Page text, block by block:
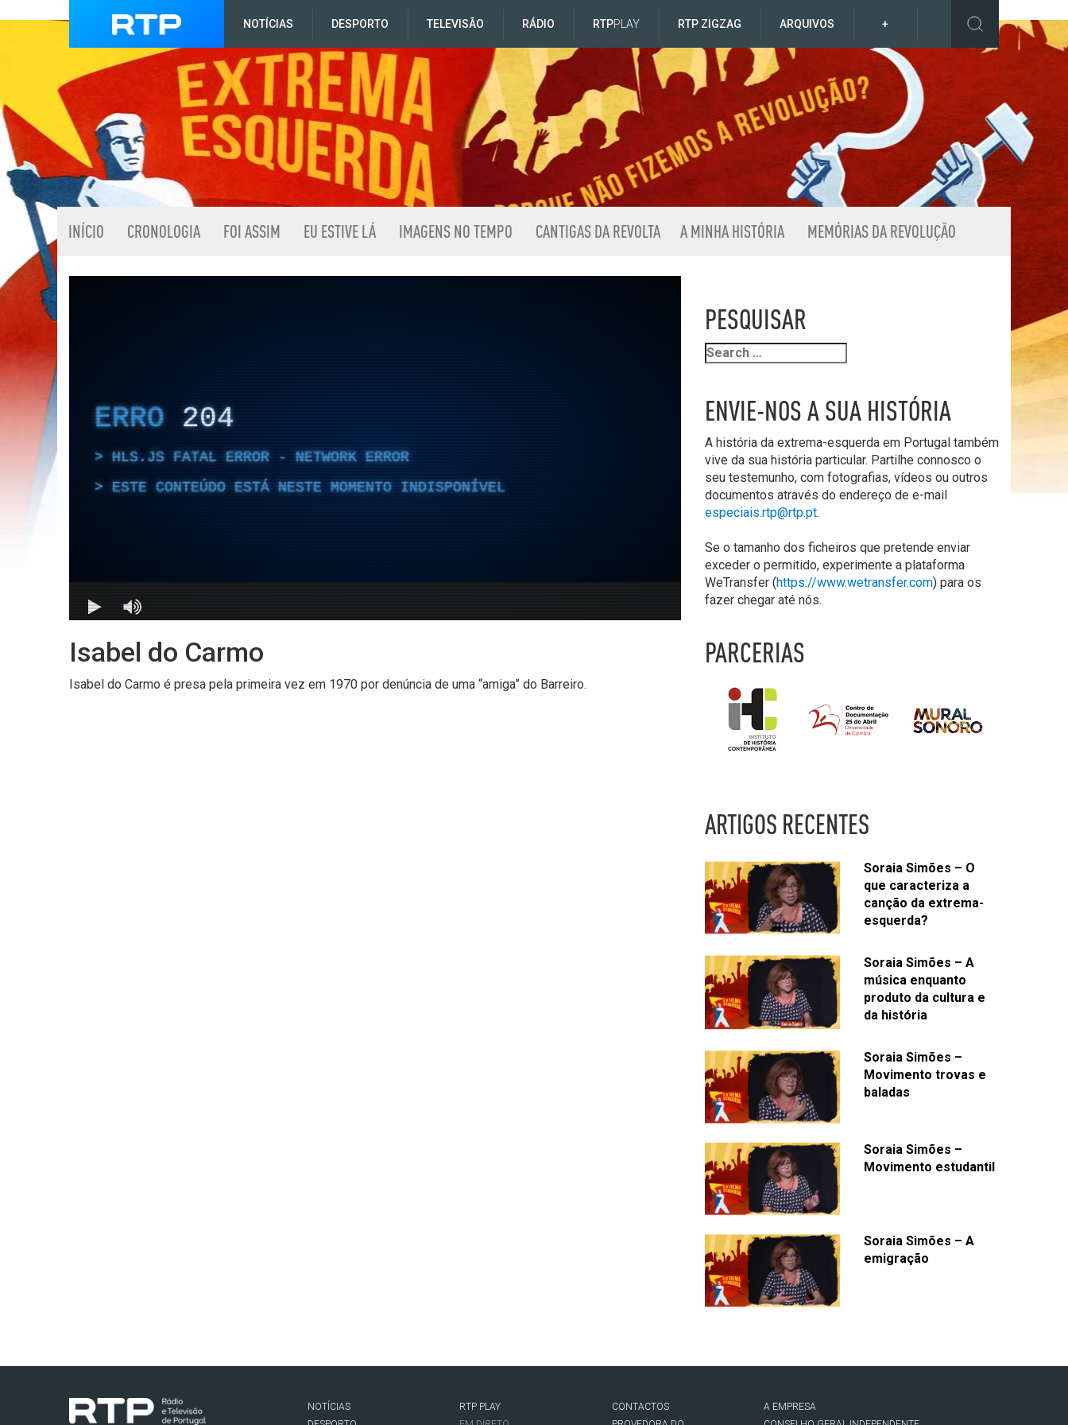
NOTÍCIAS DESPORTO TELEVISÃO RÁDIO RTPPLAY RTP ZIGZAG ARQUIVOS +
INÍCIO CRONOLOGIA FOI ASSIM EU ESTIVE LÁ IMAGENS NO TEMPO CANTIGAS DA REVOLTA A MINHA HISTÓRIA MEMÓRIAS DA REVOLUÇÃO
Isabel do Carmo
Isabel do Carmo é presa pela primeira vez em 1970 por denúncia de uma “amiga” do Barreiro.
PESQUISAR
ENVIE-NOS A SUA HISTÓRIA
A história da extrema-esquerda em Portugal também
vive da sua história particular. Partilhe connosco o
seu testemunho, com fotografias, vídeos ou outros
documentos através do endereço de e-mail
especiais.rtp@rtp.pt.
Se o tamanho dos ficheiros que pretende enviar
exceder o permitido, experimente a plataforma
WeTransfer (https://www.wetransfer.com) para os
fazer chegar até nós.
PARCERIAS
ARTIGOS RECENTES
Soraia Simões – O
que caracteriza a
canção da extrema-
esquerda?
Soraia Simões – A
música enquanto
produto da cultura e
da história
Soraia Simões –
Movimento trovas e
baladas
Soraia Simões –
Movimento estudantil
Soraia Simões – A
emigração
NOTÍCIAS
RTP PLAY
CONTACTOS
A EMPRESA